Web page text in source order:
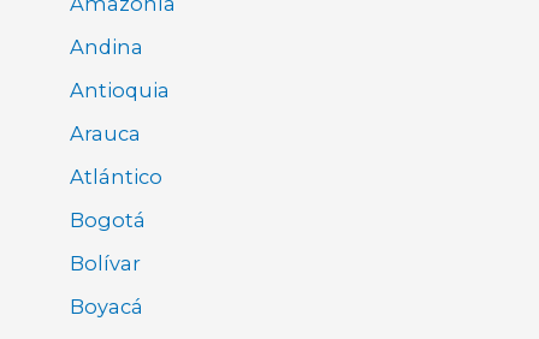
Andina
Antioquia
Arauca
Atlántico
Bogotá
Bolívar
Boyacá